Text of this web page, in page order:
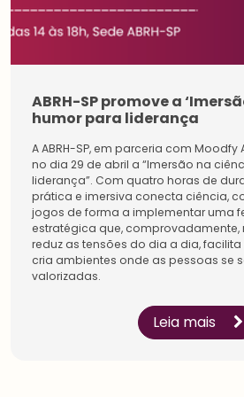
ABRH-SP promove a
humor para liderança
A ABRH-SP, em parceria com
no dia 29 de abril a “Imersão na
liderança”. Com quatro horas de
prática e imersiva conecta ciência,
jogos de forma a implementar uma
estratégica que, comprovadamente,
reduz as tensões do dia a dia,
cria ambientes onde as pessoas se
valorizadas.
Leia mais
Estudantes
Inicie a sua rede de
conexões na maior
Conecte-se com líderes e
especialistas, amplie a